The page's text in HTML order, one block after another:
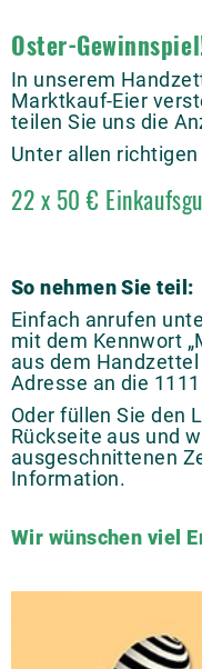
Oster-
In unserem
Marktkauf-Eier
teilen Sie uns die
Unter allen
22 x 50 €
So nehmen Sie teil:
Einfach anrufen
mit dem Kennwort
aus dem
Adresse an die
Oder füllen Sie den
Rückseite aus und
ausgeschnittenen
Information.
Wir wünschen viel